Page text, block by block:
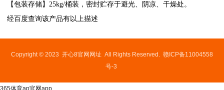
【包装存储】25kg/桶装，密封贮存于避光、阴凉、干燥处。
经百度查询该产品有以上描述
Copyright © 2023 开心8官网网址 All Rights Reserved. 赣ICP备11004558
号-3
365体育ap官网app